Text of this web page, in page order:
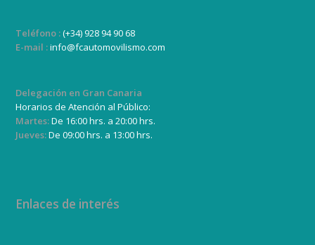
Teléfono :(+34) 928 94 90 68
E-mail :info@fcautomovilismo.com
Delegación en Gran Canaria
Horarios de Atención al Público:
Martes:De 16:00 hrs. a 20:00 hrs.
Jueves:De 09:00 hrs. a 13:00 hrs.
Enlaces de interés